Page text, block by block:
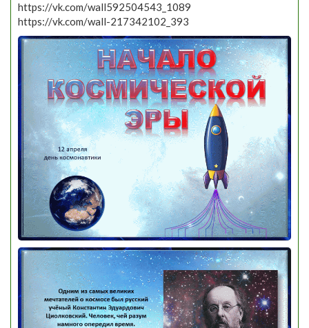
https://vk.com/wall592504543_1089
https://vk.com/wall-217342102_393